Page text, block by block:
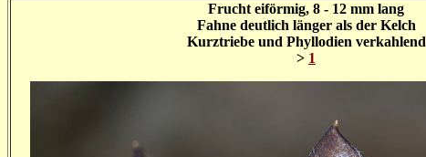
Frucht eiförmig, 8 - 12 mm lang
Fahne deutlich länger als der Kelch
Kurztriebe und Phyllodien verkahlend
> 1